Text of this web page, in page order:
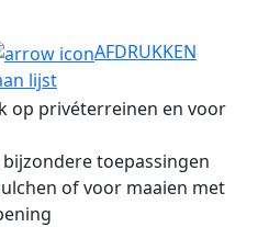
AFDRUKKEN
lijst
op privéterreinen en voor
toepassingen
of voor maaien met